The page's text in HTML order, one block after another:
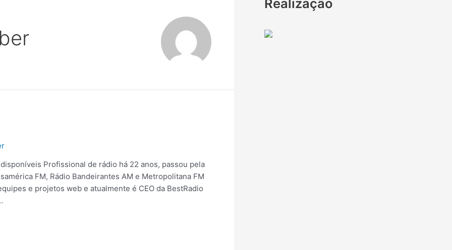
Profissional de rádio há 22 anos, passou pela
FM, Rádio Bandeirantes AM e Metropolitana FM
e projetos web e atualmente é CEO da BestRadio
Realização